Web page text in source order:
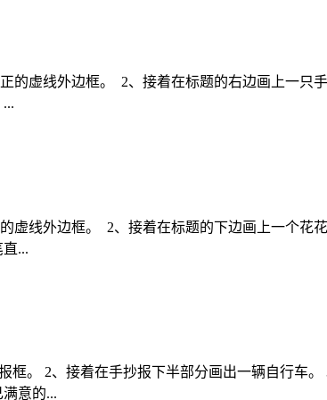
的虚线外边框。 2、接着在标题的右边画上一只
虚线外边框。 2、接着在标题的下边画上一个花
...
框。 2、接着在手抄报下半部分画出一辆自行车
意的...